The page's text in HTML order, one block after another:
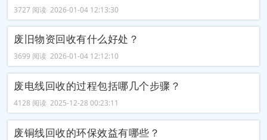
3727 阅读 2026-01-04 12:13:30
废旧物资回收有什么好处？
3699 阅读 2026-01-04 12:12:10
废电线回收的过程包括哪几个步骤？
4128 阅读 2025-12-28 00:23:11
废铜线回收的环保效益有哪些？